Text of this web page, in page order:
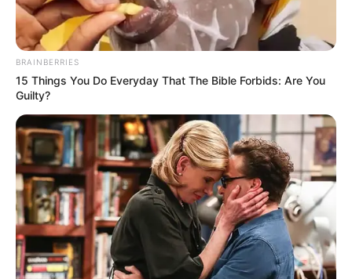
BRAINBERRIES
15 Things You Do Everyday That The Bible Forbids: Are You
Guilty?